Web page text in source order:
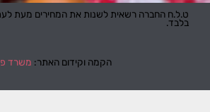
ט.ל.ח החברה רשאית לשנות את המחירים מעת
בלבד.
הקמה וקידום האתר: משרד